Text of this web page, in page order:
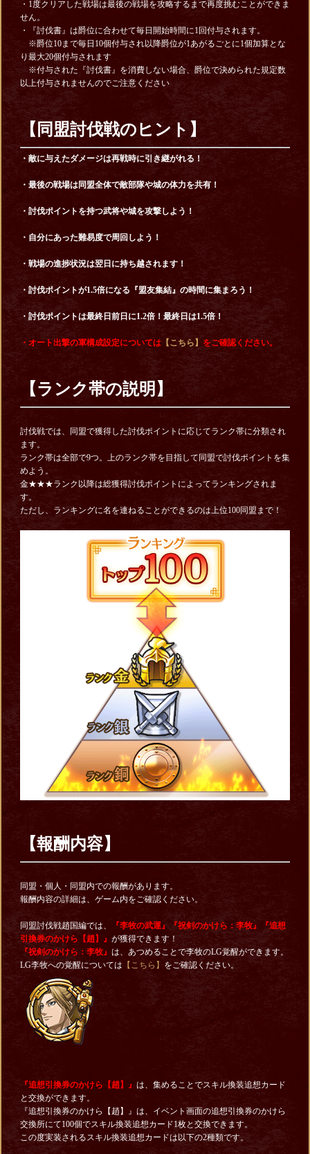
・1度クリアした戦場は最後の戦場を攻略するまで再度挑むことができま
せん。
・『討伐書』は爵位に合わせて毎日開始時間に1回付与されます。
※爵位10まで毎日10個付与され以降爵位が1あがるごとに1個加算とな
り最大20個付与されます
※付与された『討伐書』を消費しない場合、爵位で決められた規定数
以上付与されませんのでご注意ください
【同盟討伐戦のヒント】
・敵に与えたダメージは再戦時に引き継がれる！
・最後の戦場は同盟全体で敵部隊や城の体力を共有！
・討伐ポイントを持つ武将や城を攻撃しよう！
・自分にあった難易度で周回しよう！
・戦場の進捗状況は翌日に持ち越されます！
・討伐ポイントが1.5倍になる『盟友集結』の時間に集まろう！
・討伐ポイントは最終日前日に1.2倍！最終日は1.5倍！
・オート出撃の軍構成設定については【こちら】 をご確認ください。
【ランク帯の説明】
討伐戦では、同盟で獲得した討伐ポイントに応じてランク帯に分類され
ます。
ランク帯は全部で9つ。上のランク帯を目指して同盟で討伐ポイントを集
めよう。
金★★★ランク以降は総獲得討伐ポイントによってランキングされま
す。
ただし、ランキングに名を連ねることができるのは上位100同盟まで！
【報酬内容】
同盟・個人・同盟内での報酬があります。
報酬内容の詳細は、ゲーム内をご確認ください。
同盟討伐戦趙国編では、 『李牧の武運』
『祝剣のかけら：李牧』『追想
引換券のかけら【趙】』 が獲得できます！
『祝剣のかけら：李牧』 は、あつめることで李牧のLG覚醒ができます。
LG李牧への覚醒については 【こちら】 をご確認ください。
『追想引換券のかけら【趙】』 は、集めることでスキル換装追想カード
と交換ができます。
『追想引換券のかけら【趙】』は、イベント画面の追想引換券のかけら
交換所にて100個でスキル換装追想カード1枚と交換できます。
この度実装されるスキル換装追想カードは以下の2種類です。